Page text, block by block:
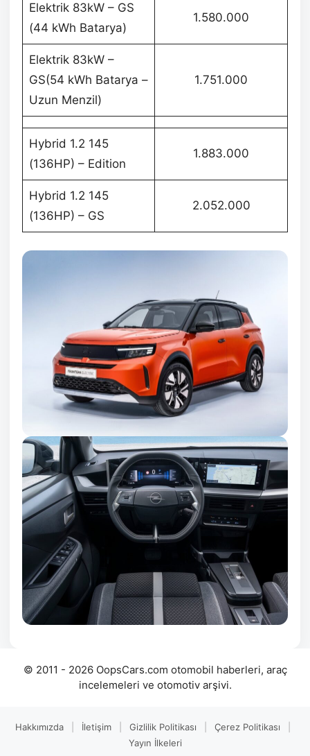
Elektrik 83kW – GS
(44 kWh Batarya)
1.580.000
Elektrik 83kW –
GS(54 kWh Batarya –
Uzun Menzil)
1.751.000
Hybrid 1.2 145
(136HP) – Edition
1.883.000
Hybrid 1.2 145
(136HP) – GS
2.052.000
© 2011 - 2026 OopsCars.com otomobil haberleri, araç
incelemeleri ve otomotiv arşivi.
Hakkımızda İletişim Gizlilik Politikası Çerez Politikası
Yayın İlkeleri